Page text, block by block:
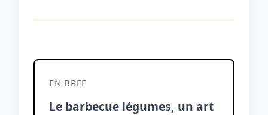
EN BREF
Le barbecue légumes, un art